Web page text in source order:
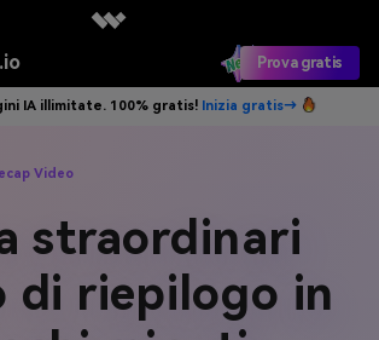
Prova gratis
IA illimitate. 100% gratis! Inizia gratis→
Video
straordinari
di riepilogo in